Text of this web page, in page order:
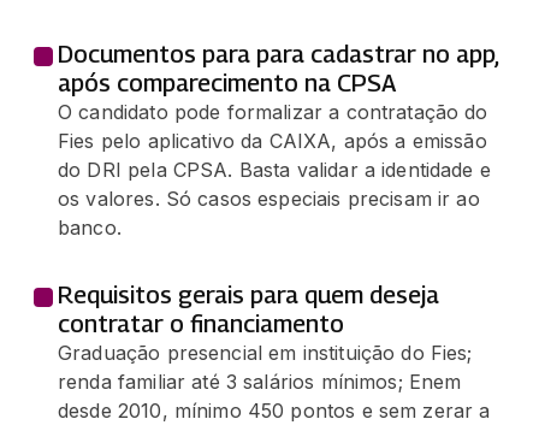
Documentos para para cadastrar no app,
após comparecimento na CPSA
O candidato pode formalizar a contratação do
Fies pelo aplicativo da CAIXA, após a emissão
do DRI pela CPSA. Basta validar a identidade e
os valores. Só casos especiais precisam ir ao
banco.
Requisitos gerais para quem deseja
contratar o financiamento
Graduação presencial em instituição do Fies;
renda familiar até 3 salários mínimos; Enem
desde 2010, mínimo 450 pontos e sem zerar a